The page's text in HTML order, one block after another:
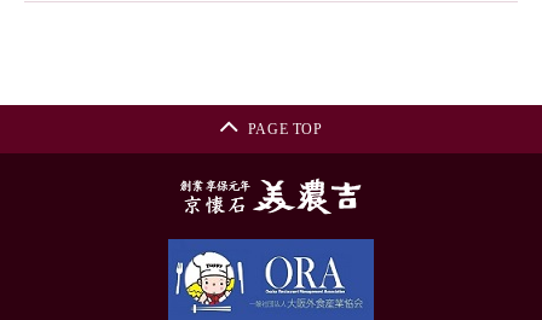
PAGE TOP